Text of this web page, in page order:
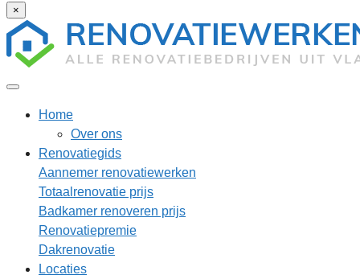
×
Home
Over ons
Renovatiegids
Aannemer renovatiewerken
Totaalrenovatie prijs
Badkamer renoveren prijs
Renovatiepremie
Dakrenovatie
Locaties